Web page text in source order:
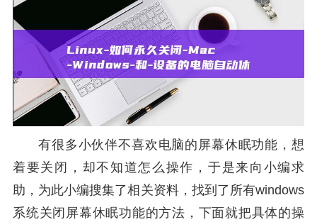
有很多小伙伴不喜欢电脑的屏幕休眠功能，想
着要关闭，却不知道怎么操作，于是来向小编求
助，为此小编搜集了相关资料，找到了所有windows
系统关闭屏幕休眠功能的方法，下面就把具体的操